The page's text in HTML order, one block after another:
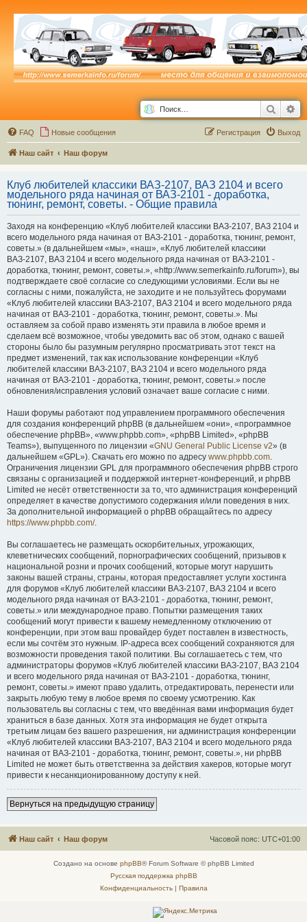
Поиск
FAQ Новые сообщения Выход
Регистрация
Наш сайт Наш форум
Клуб любителей классики ВАЗ-2107, ВАЗ 2104 и всего
модельного ряда начиная от ВАЗ-2101 - доработка,
тюнинг, ремонт, советы. - Общие правила
Заходя на конференцию «Клуб любителей классики ВАЗ-2107, ВАЗ 2104 и
всего модельного ряда начиная от ВАЗ-2101 - доработка, тюнинг, ремонт,
советы.» (в дальнейшем «мы», «наш», «Клуб любителей классики
ВАЗ-2107, ВАЗ 2104 и всего модельного ряда начиная от ВАЗ-2101 -
доработка, тюнинг, ремонт, советы.», «http://www.semerkainfo.ru/forum»), вы
подтверждаете своё согласие со следующими условиями. Если вы не
согласны с ними, пожалуйста, не заходите и не пользуйтесь форумами
«Клуб любителей классики ВАЗ-2107, ВАЗ 2104 и всего модельного ряда
начиная от ВАЗ-2101 - доработка, тюнинг, ремонт, советы.». Мы
оставляем за собой право изменять эти правила в любое время и
сделаем всё возможное, чтобы уведомить вас об этом, однако с вашей
стороны было бы разумным регулярно просматривать этот текст на
предмет изменений, так как использование конференции «Клуб
любителей классики ВАЗ-2107, ВАЗ 2104 и всего модельного ряда
начиная от ВАЗ-2101 - доработка, тюнинг, ремонт, советы.» после
обновления/исправления условий означает ваше согласие с ними.
Наши форумы работают под управлением программного обеспечения
для создания конференций phpBB (в дальнейшем «они», «программное
обеспечение phpBB», «www.phpbb.com», «phpBB Limited», «phpBB
Teams»), выпущенного по лицензии «GNU General Public License v2» (в
дальнейшем «GPL»). Скачать его можно по адресу www.phpbb.com.
Ограничения лицензии GPL для программного обеспечения phpBB строго
связаны с организацией и поддержкой интернет-конференций, и phpBB
Limited не несёт ответственности за то, что администрация конференций
определяет в качестве допустимого содержания и/или поведения в них.
За дополнительной информацией о phpBB обращайтесь по адресу
https://www.phpbb.com/.
Вы соглашаетесь не размещать оскорбительных, угрожающих,
клеветнических сообщений, порнографических сообщений, призывов к
национальной розни и прочих сообщений, которые могут нарушить
законы вашей страны, страны, которая предоставляет услуги хостинга
для форумов «Клуб любителей классики ВАЗ-2107, ВАЗ 2104 и всего
модельного ряда начиная от ВАЗ-2101 - доработка, тюнинг, ремонт,
советы.» или международное право. Попытки размещения таких
сообщений могут привести к вашему немедленному отключению от
конференции, при этом ваш провайдер будет поставлен в известность,
если мы сочтём это нужным. IP-адреса всех сообщений сохраняются для
возможности проведения такой политики. Вы соглашаетесь с тем, что
администраторы форумов «Клуб любителей классики ВАЗ-2107, ВАЗ 2104
и всего модельного ряда начиная от ВАЗ-2101 - доработка, тюнинг,
ремонт, советы.» имеют право удалить, отредактировать, перенести или
закрыть любую тему в любое время по своему усмотрению. Как
пользователь вы согласны с тем, что введённая вами информация будет
храниться в базе данных. Хотя эта информация не будет открыта
третьим лицам без вашего разрешения, ни администрация конференции
«Клуб любителей классики ВАЗ-2107, ВАЗ 2104 и всего модельного ряда
начиная от ВАЗ-2101 - доработка, тюнинг, ремонт, советы.», ни phpBB
Limited не может быть ответственна за действия хакеров, которые могут
привести к несанкционированному доступу к ней.
Вернуться на предыдущую страницу
Наш сайт Наш форум Часовой пояс: UTC+01:00
Создано на основе phpBB® Forum Software © phpBB Limited
Русская поддержка phpBB
Конфиденциальность| Правила